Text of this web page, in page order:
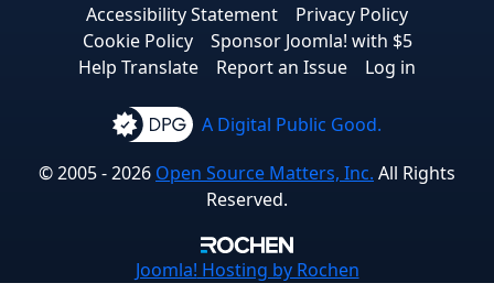
Accessibility Statement
Privacy Policy
Cookie Policy
Sponsor Joomla! with $5
Help Translate
Report an Issue Log in
A Digital Public Good.
© 2005 - 2026 Open Source Matters, Inc. All Rights
Reserved.
Joomla! Hosting by Rochen